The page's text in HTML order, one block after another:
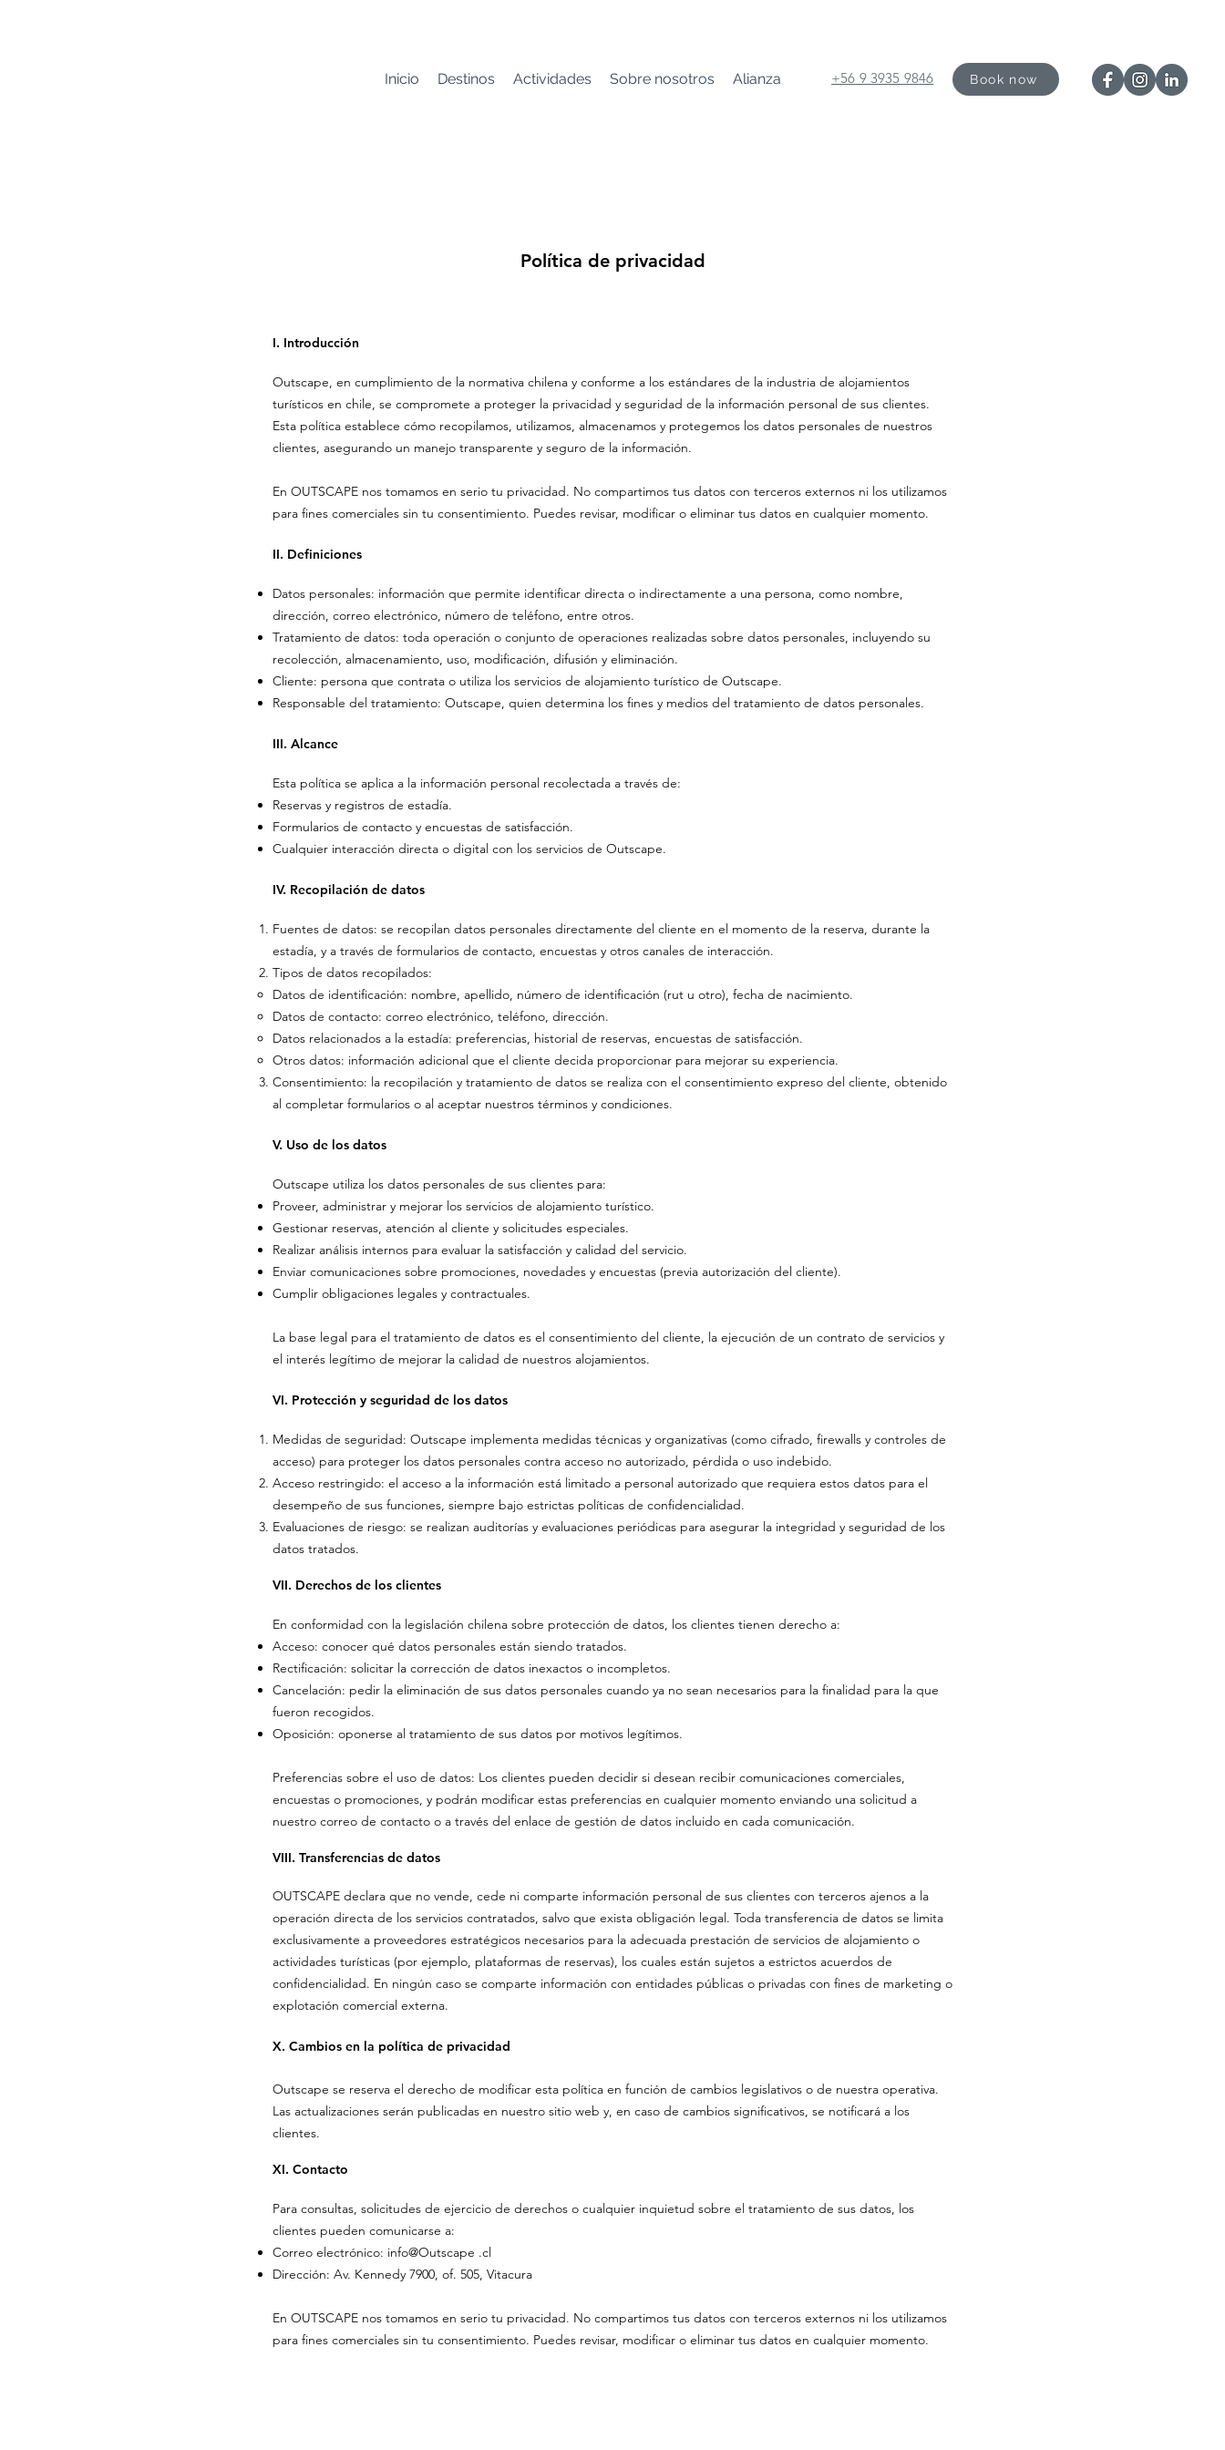
Inicio Destinos Actividades Sobre nosotros Alianza +56 9 3935 9846 Book now
Política de privacidad
I. Introducción
Outscape, en cumplimiento de la normativa chilena y conforme a los estándares de la industria de alojamientos
turísticos en chile, se compromete a proteger la privacidad y seguridad de la información personal de sus clientes.
Esta política establece cómo recopilamos, utilizamos, almacenamos y protegemos los datos personales de nuestros
clientes, asegurando un manejo transparente y seguro de la información.
En OUTSCAPE nos tomamos en serio tu privacidad. No compartimos tus datos con terceros externos ni los utilizamos
para fines comerciales sin tu consentimiento. Puedes revisar, modificar o eliminar tus datos en cualquier momento.
II. Definiciones
Datos personales: información que permite identificar directa o indirectamente a una persona, como nombre,
dirección, correo electrónico, número de teléfono, entre otros.
Tratamiento de datos: toda operación o conjunto de operaciones realizadas sobre datos personales, incluyendo su
recolección, almacenamiento, uso, modificación, difusión y eliminación.
Cliente: persona que contrata o utiliza los servicios de alojamiento turístico de Outscape.
Responsable del tratamiento: Outscape, quien determina los fines y medios del tratamiento de datos personales.
III. Alcance
Esta política se aplica a la información personal recolectada a través de:
Reservas y registros de estadía.
Formularios de contacto y encuestas de satisfacción.
Cualquier interacción directa o digital con los servicios de Outscape.
IV. Recopilación de datos
Fuentes de datos: se recopilan datos personales directamente del cliente en el momento de la reserva, durante la
estadía, y a través de formularios de contacto, encuestas y otros canales de interacción.
Tipos de datos recopilados:
Datos de identificación: nombre, apellido, número de identificación (rut u otro), fecha de nacimiento.
Datos de contacto: correo electrónico, teléfono, dirección.
Datos relacionados a la estadía: preferencias, historial de reservas, encuestas de satisfacción.
Otros datos: información adicional que el cliente decida proporcionar para mejorar su experiencia.
Consentimiento: la recopilación y tratamiento de datos se realiza con el consentimiento expreso del cliente, obtenido
al completar formularios o al aceptar nuestros términos y condiciones.
V. Uso de los datos
Outscape utiliza los datos personales de sus clientes para:
Proveer, administrar y mejorar los servicios de alojamiento turístico.
Gestionar reservas, atención al cliente y solicitudes especiales.
Realizar análisis internos para evaluar la satisfacción y calidad del servicio.
Enviar comunicaciones sobre promociones, novedades y encuestas (previa autorización del cliente).
Cumplir obligaciones legales y contractuales.
La base legal para el tratamiento de datos es el consentimiento del cliente, la ejecución de un contrato de servicios y
el interés legítimo de mejorar la calidad de nuestros alojamientos.
VI. Protección y seguridad de los datos
Medidas de seguridad: Outscape implementa medidas técnicas y organizativas (como cifrado, firewalls y controles de
acceso) para proteger los datos personales contra acceso no autorizado, pérdida o uso indebido.
Acceso restringido: el acceso a la información está limitado a personal autorizado que requiera estos datos para el
desempeño de sus funciones, siempre bajo estrictas políticas de confidencialidad.
Evaluaciones de riesgo: se realizan auditorías y evaluaciones periódicas para asegurar la integridad y seguridad de los
datos tratados.
VII. Derechos de los clientes
En conformidad con la legislación chilena sobre protección de datos, los clientes tienen derecho a:
Acceso: conocer qué datos personales están siendo tratados.
Rectificación: solicitar la corrección de datos inexactos o incompletos.
Cancelación: pedir la eliminación de sus datos personales cuando ya no sean necesarios para la finalidad para la que
fueron recogidos.
Oposición: oponerse al tratamiento de sus datos por motivos legítimos.
Preferencias sobre el uso de datos: Los clientes pueden decidir si desean recibir comunicaciones comerciales,
encuestas o promociones, y podrán modificar estas preferencias en cualquier momento enviando una solicitud a
nuestro correo de contacto o a través del enlace de gestión de datos incluido en cada comunicación.
VIII. Transferencias de datos
OUTSCAPE declara que no vende, cede ni comparte información personal de sus clientes con terceros ajenos a la
operación directa de los servicios contratados, salvo que exista obligación legal. Toda transferencia de datos se limita
exclusivamente a proveedores estratégicos necesarios para la adecuada prestación de servicios de alojamiento o
actividades turísticas (por ejemplo, plataformas de reservas), los cuales están sujetos a estrictos acuerdos de
confidencialidad. En ningún caso se comparte información con entidades públicas o privadas con fines de marketing o
explotación comercial externa.
X. Cambios en la política de privacidad
Outscape se reserva el derecho de modificar esta política en función de cambios legislativos o de nuestra operativa.
Las actualizaciones serán publicadas en nuestro sitio web y, en caso de cambios significativos, se notificará a los
clientes.
XI. Contacto
Para consultas, solicitudes de ejercicio de derechos o cualquier inquietud sobre el tratamiento de sus datos, los
clientes pueden comunicarse a:
Correo electrónico: info@Outscape .cl
Dirección: Av. Kennedy 7900, of. 505, Vitacura
En OUTSCAPE nos tomamos en serio tu privacidad. No compartimos tus datos con terceros externos ni los utilizamos
para fines comerciales sin tu consentimiento. Puedes revisar, modificar o eliminar tus datos en cualquier momento.